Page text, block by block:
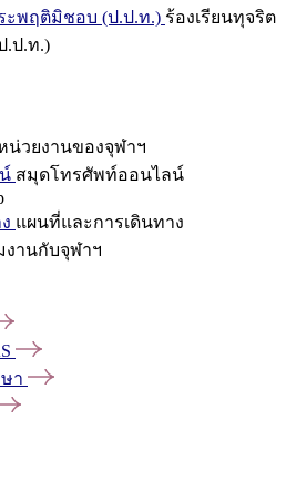
ะพฤติมิชอบ (ป.ป.ท.) ร้องเรียนทุจริต
.ป.ท.)
น่วยงานของจุฬาฯ
สมุดโทรศัพท์ออนไลน์
แผนที่และการเดินทาง
งานกับจุฬาฯ
า